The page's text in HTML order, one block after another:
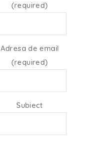
(required)
Adresa de email
(required)
Subiect